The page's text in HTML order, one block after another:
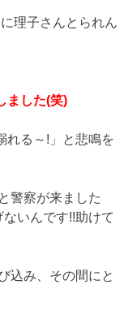
理子さんとられん
ました(笑)
れる～!」と悲鳴を
警察が来ました
いんです!!助けて
込み、その間にと